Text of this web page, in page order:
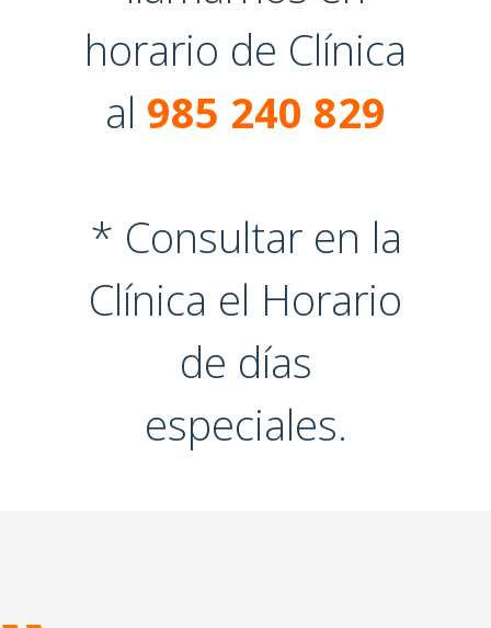
horario de Clínica
al 985 240 829
* Consultar en la
Clínica el Horario
de días
especiales.